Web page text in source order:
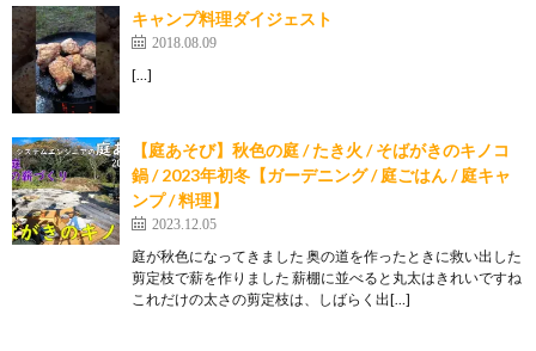
キャンプ料理ダイジェスト
2018.08.09
[…]
【庭あそび】秋色の庭 / たき火 / そばがきのキノコ
鍋 / 2023年初冬【ガーデニング / 庭ごはん / 庭キャ
ンプ / 料理】
2023.12.05
庭が秋色になってきました 奥の道を作ったときに救い出した
剪定枝で薪を作りました 薪棚に並べると丸太はきれいですね
これだけの太さの剪定枝は、しばらく出[…]